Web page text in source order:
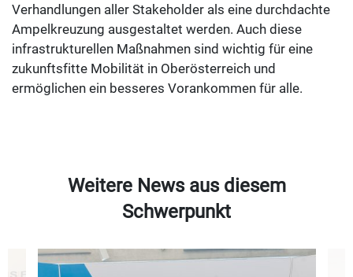
Verhandlungen aller Stakeholder als eine durchdachte
Ampelkreuzung ausgestaltet werden. Auch diese
infrastrukturellen Maßnahmen sind wichtig für eine
zukunftsfitte Mobilität in Oberösterreich und
ermöglichen ein besseres Vorankommen für alle.
Weitere News aus diesem
Schwerpunkt